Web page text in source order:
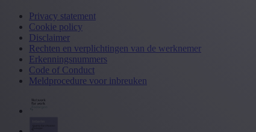
Privacy statement
Cookie policy
Disclaimer
Rechten en verplichtingen van de werknemer
Erkenningsnummers
Code of Conduct
Meldprocedure voor inbreuken